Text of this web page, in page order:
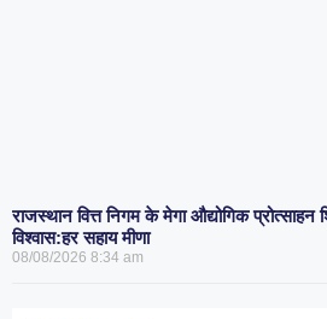
राजस्थान वित्त निगम के मेगा औद्योगिक प्रोत्साहन
विश्वास:हर सहाय मीणा
08/08/2026 8:34 am